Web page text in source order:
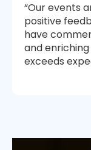
“Our events
positive
have
and
exceeds